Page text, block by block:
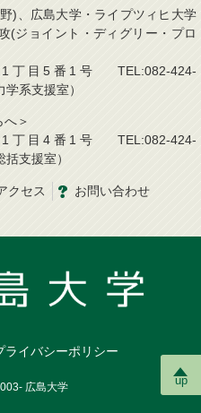
up
)、広島大学・ライプツィヒ大学
(ジョイント・ディグリー・プロ
丁目5番1号 TEL:082-424-
系支援室）
＞
丁目4番1号 TEL:082-424-
支援室）
クセス お問い合わせ
ライバシーポリシー
広島大学